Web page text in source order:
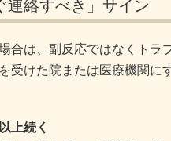
連絡すべき」サイン
合は、副反応ではなくトラ
受けた院または医療機関に
上続く